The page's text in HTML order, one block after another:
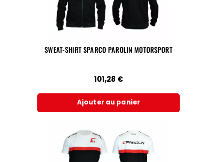
SWEAT-SHIRT SPARCO PAROLIN MOTORSPORT
101,28 €
Ajouter au panier